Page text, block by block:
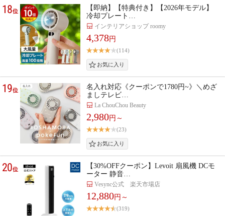
18位
【即納】【特典付き】【2026年モデル】
冷却プレート…
インテリアショップ roomy
4,378円
(114)
19位
名入れ対応《クーポンで1780円~》＼めざ
ましテレビ…
La ChouChou Beauty
2,980円～
(23)
20位
【30%OFFクーポン】Levoit 扇風機 DCモ
ーター 静音…
Vesync公式 楽天市場店
12,880円～
(319)